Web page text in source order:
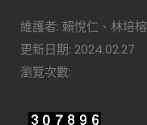
維護者: 賴悅仁、林培榕
更新日期: 2024.02.27
瀏覽次數: